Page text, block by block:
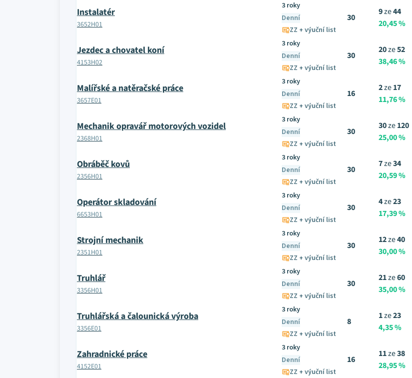
Instalatér
3652H01
3 roky
Denní
ZZ + výuční list
30
9ze44
20,45 %
Jezdec a chovatel koní
4153H02
3 roky
Denní
ZZ + výuční list
30
20ze52
38,46 %
Malířské a natěračské práce
3657E01
3 roky
Denní
ZZ + výuční list
16
2ze17
11,76 %
Mechanik opravář motorových vozidel
2368H01
3 roky
Denní
ZZ + výuční list
30
30ze120
25,00 %
Obráběč kovů
2356H01
3 roky
Denní
ZZ + výuční list
30
7ze34
20,59 %
Operátor skladování
6653H01
3 roky
Denní
ZZ + výuční list
30
4ze23
17,39 %
Strojní mechanik
2351H01
3 roky
Denní
ZZ + výuční list
30
12ze40
30,00 %
Truhlář
3356H01
3 roky
Denní
ZZ + výuční list
30
21ze60
35,00 %
Truhlářská a čalounická výroba
3356E01
3 roky
Denní
ZZ + výuční list
8
1ze23
4,35 %
Zahradnické práce
4152E01
3 roky
Denní
ZZ + výuční list
16
11ze38
28,95 %